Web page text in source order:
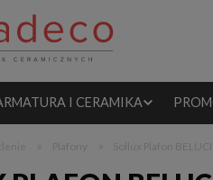
I CERAMIKA